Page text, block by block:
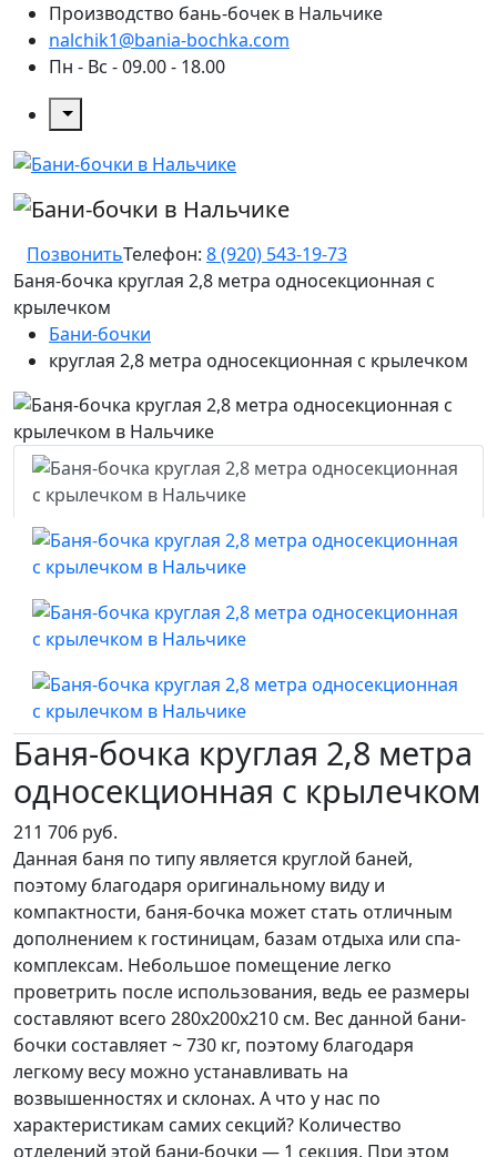
Производство бань-бочек в Нальчике
nalchik1@bania-bochka.com
Пн - Вс - 09.00 - 18.00
ПозвонитьТелефон: 8 (920) 543-19-73
Баня-бочка круглая 2,8 метра односекционная с
крылечком
Бани-бочки
круглая 2,8 метра односекционная с крылечком
Баня-бочка круглая 2,8 метра
односекционная с крылечком
211 706 руб.
Данная баня по типу является круглой баней,
поэтому благодаря оригинальному виду и
компактности, баня-бочка может стать отличным
дополнением к гостиницам, базам отдыха или спа-
комплексам. Небольшое помещение легко
проветрить после использования, ведь ее размеры
составляют всего 280х200х210 см. Вес данной бани-
бочки составляет ~ 730 кг, поэтому благодаря
легкому весу можно устанавливать на
возвышенностях и склонах. А что у нас по
характеристикам самих секций? Количество
отделений этой бани-бочки — 1 секция. При этом